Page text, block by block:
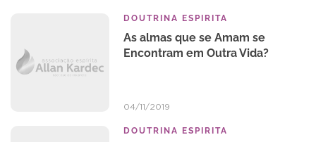
DOUTRINA ESPIRITA
As almas que se Amam se
Encontram em Outra Vida?
04/11/2019
DOUTRINA ESPIRITA